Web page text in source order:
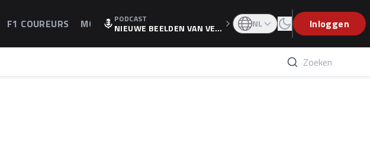
F1 COUREURS MOTOGPPODCAST
NIEUWE BEELDEN VAN VER
WEET IS ER NU GETEKEND'
NL Inloggen